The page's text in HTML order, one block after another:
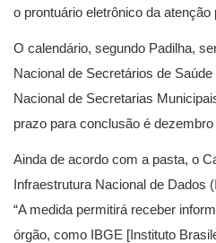
o prontuário eletrônico da atenção
O calendário, segundo Padilha,
Nacional de Secretários de Saúde
Nacional de Secretarias
prazo para conclusão é dezembro
Ainda de acordo com a pasta, o
Infraestrutura Nacional de Dados
“A medida permitirá receber
órgão, como IBGE [Instituto